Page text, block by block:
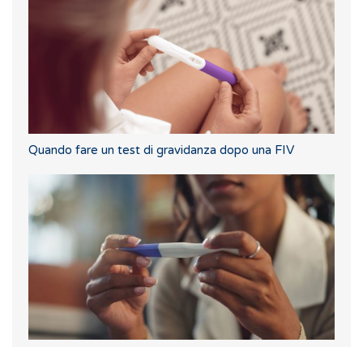
Quando fare un test di gravidanza dopo una FIV